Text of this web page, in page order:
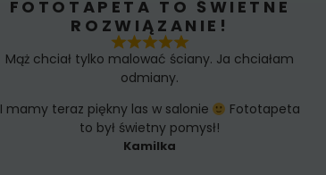
FOTOTAPETA TO ŚWIETNE
ROZWIĄZANIE!
Mąż chciał tylko malować ściany. Ja chciałam
odmiany.
I mamy teraz piękny las w salonie
Fototapeta
to był świetny pomysł!
Kamilka